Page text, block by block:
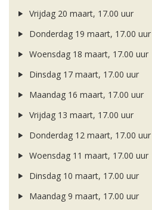
Vrijdag 20 maart, 17.00 uur
Donderdag 19 maart, 17.00 uur
Woensdag 18 maart, 17.00 uur
Dinsdag 17 maart, 17.00 uur
Maandag 16 maart, 17.00 uur
Vrijdag 13 maart, 17.00 uur
Donderdag 12 maart, 17.00 uur
Woensdag 11 maart, 17.00 uur
Dinsdag 10 maart, 17.00 uur
Maandag 9 maart, 17.00 uur